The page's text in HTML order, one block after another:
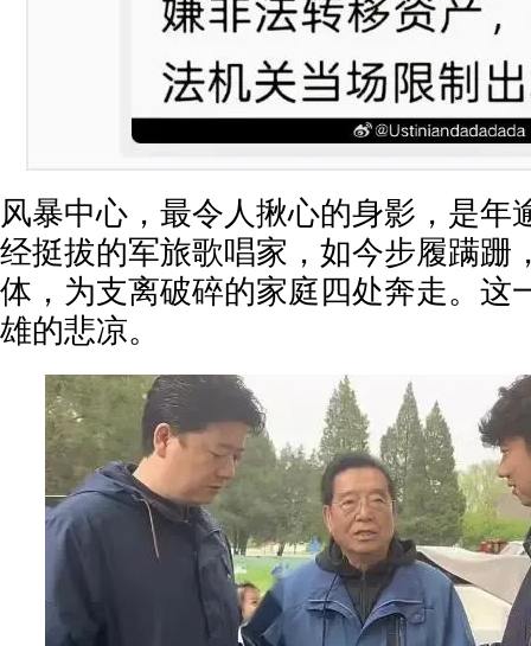
风暴中心，最令人揪心的身影，是年
经挺拔的军旅歌唱家，如今步履蹒跚
体，为支离破碎的家庭四处奔走。这
雄的悲凉。